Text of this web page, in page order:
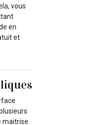
vous
en
et
maitrise